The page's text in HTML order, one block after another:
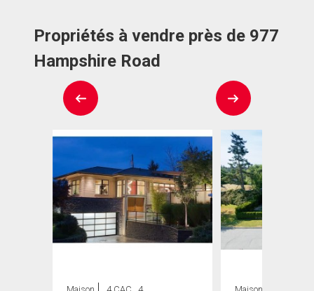
Propriétés à vendre près de 977
Hampshire Road